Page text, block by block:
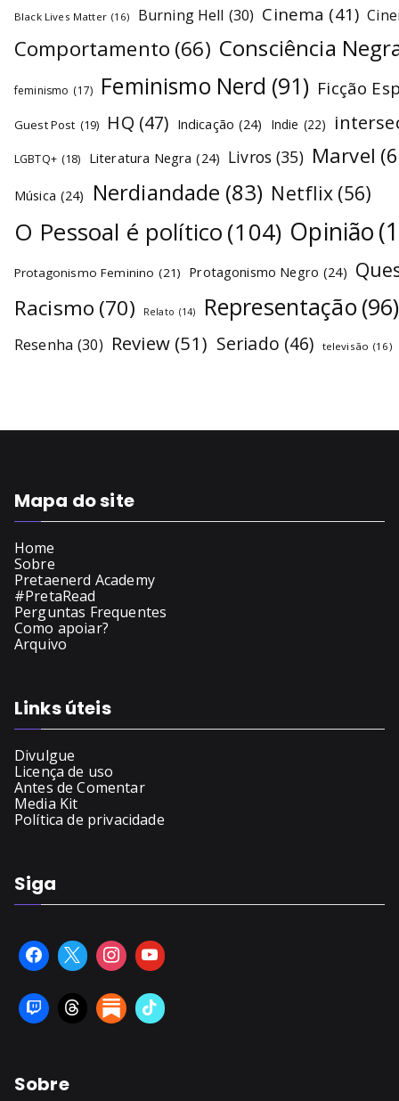
Black Lives Matter (16) Burning Hell (30) Cinema (41)
Comportamento (66) Consciência
feminismo (17) Feminismo Nerd (91) Ficção
Guest Post (19) HQ (47) Indicação (24) Indie (22)
LGBTQ+ (18) Literatura Negra (24) Livros (35) Marvel
Música (24) Nerdiandade (83) Netflix (56)
O Pessoal é político(104) Opinião
Protagonismo Feminino (21) Protagonismo Negro (24)
Racismo (70) Relato (14) Representação (96)
Resenha (30) Review (51) Seriado (46) televisão (16)
Mapa do site
Home
Sobre
Pretaenerd Academy
#PretaRead
Perguntas Frequentes
Como apoiar?
Arquivo
Links úteis
Divulgue
Licença de uso
Antes de Comentar
Media Kit
Política de privacidade
Siga
Sobre